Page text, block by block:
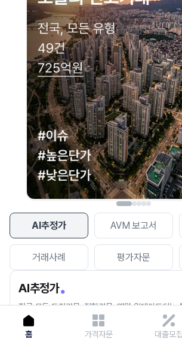
AI추정가 AVM 보고서
거래사례 평가자문
AI추정가
전국 모든 토지건물, 집합건물, 매월 업데이트되는
세요.
네이버 지도 연결 안내
현재 네이버 지도 연결이 원활하지 않아 지도를
이용에 불편을 드려 죄송합니
다시 시도
홈 가격자문 대출모집